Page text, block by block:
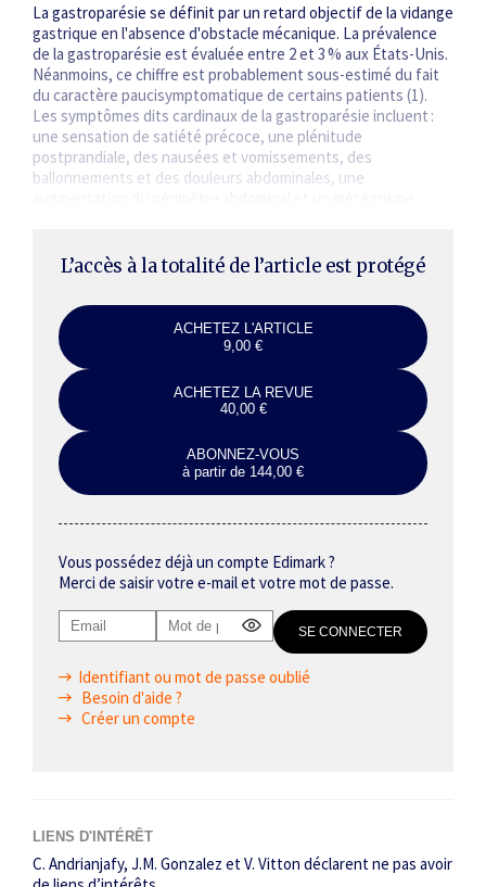
La gastroparésie se définit par un retard objectif de la vidange
gastrique en l'absence d'obstacle mécanique. La prévalence
de la gastroparésie est évaluée entre 2 et 3 % aux États-Unis.
Néanmoins, ce chiffre est probablement sous-estimé du fait
du caractère paucisymptomatique de certains patients (1).
Les symptômes dits cardinaux de la gastroparésie incluent :
une sensation de satiété précoce, une plénitude
postprandiale, des nausées et vomissements, des
ballonnements et des douleurs abdominales, une
L’accès à la totalité de l’article est protégé
ACHETEZ L'ARTICLE
9,00 €
ACHETEZ LA REVUE
40,00 €
ABONNEZ-VOUS
à partir de 144,00 €
Vous possédez déjà un compte Edimark ?
Merci de saisir votre e-mail et votre mot de passe.
Identifiant ou mot de passe oublié
Besoin d'aide ?
Créer un compte
LIENS D'INTÉRÊT
C. Andrianjafy, J.M. Gonzalez et V. Vitton déclarent ne pas avoir